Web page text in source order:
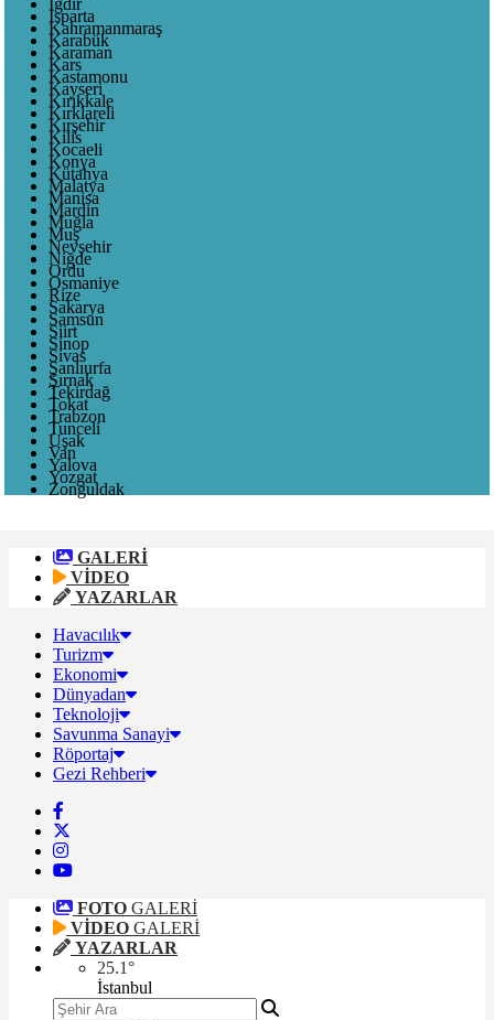
Iğdır
Isparta
Kahramanmaraş
Karabük
Karaman
Kars
Kastamonu
Kayseri
Kırıkkale
Kırklareli
Kırşehir
Kilis
Kocaeli
Konya
Kütahya
Malatya
Manisa
Mardin
Muğla
Muş
Nevşehir
Niğde
Ordu
Osmaniye
Rize
Sakarya
Samsun
Siirt
Sinop
Sivas
Şanlıurfa
Şırnak
Tekirdağ
Tokat
Trabzon
Tunceli
Uşak
Van
Yalova
Yozgat
Zonguldak
GALERİ
VİDEO
YAZARLAR
Havacılık
Turizm
Ekonomi
Dünyadan
Teknoloji
Savunma Sanayi
Röportaj
Gezi Rehberi
FOTO GALERİ
VİDEO GALERİ
YAZARLAR
25.1°
İstanbul